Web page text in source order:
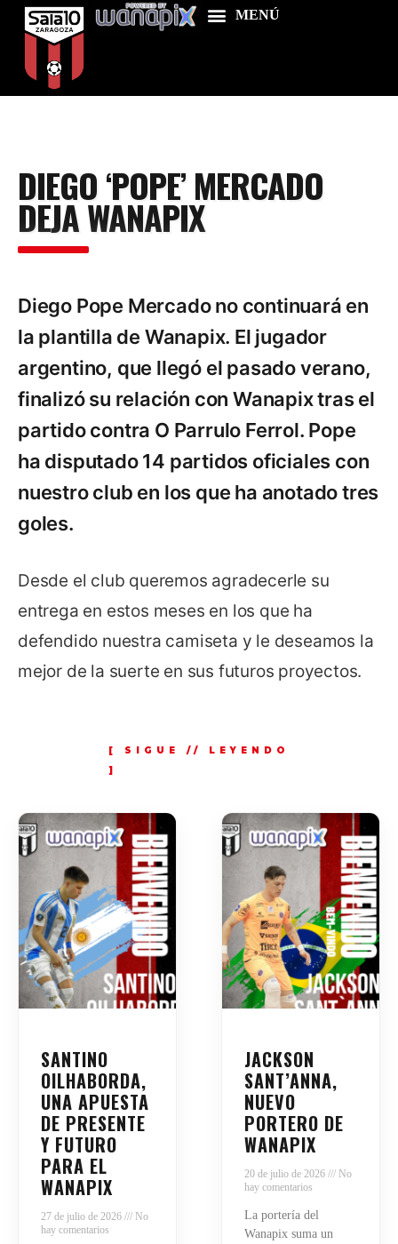
Food & Drink
Features
News
DIEGO ‘POPE’ MERCADO
DEJA WANAPIX
Diego Pope Mercado no continuará en
la plantilla de Wanapix. El jugador
argentino, que llegó el pasado verano,
finalizó su relación con Wanapix tras el
partido contra O Parrulo Ferrol. Pope
ha disputado 14 partidos oficiales con
nuestro club en los que ha anotado tres
goles.
Desde el club queremos agradecerle su
entrega en estos meses en los que ha
defendido nuestra camiseta y le deseamos la
mejor de la suerte en sus futuros proyectos.
SANTINO
OILHABORDA,
UNA APUESTA
DE PRESENTE
Y FUTURO
PARA EL
WANAPIX
27 de julio de 2026
No
hay comentarios
JACKSON
SANT’ANNA,
NUEVO
PORTERO DE
WANAPIX
20 de julio de 2026
No
hay comentarios
La portería del
Wanapix suma un